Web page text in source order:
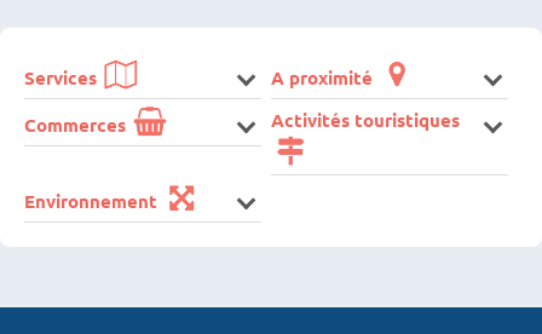
Services
A proximité
Commerces
Activités touristiques
Environnement